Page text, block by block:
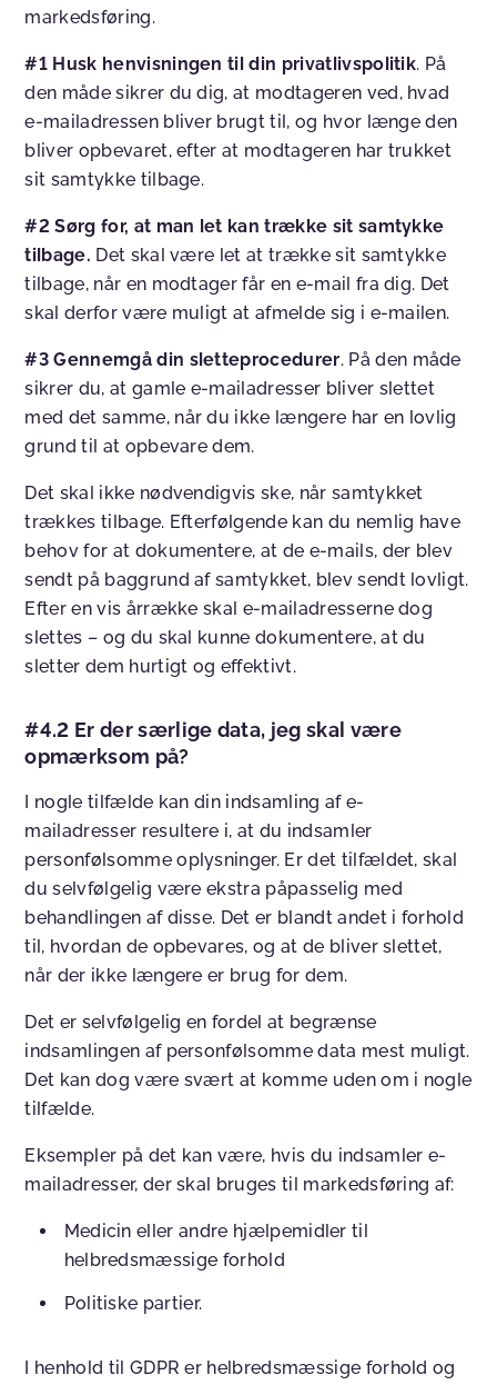
markedsføring.
#1 Husk henvisningen til din privatlivspolitik. På
den måde sikrer du dig, at modtageren ved, hvad
e-mailadressen bliver brugt til, og hvor længe den
bliver opbevaret, efter at modtageren har trukket
sit samtykke tilbage.
#2 Sørg for, at man let kan trække sit samtykke
tilbage. Det skal være let at trække sit samtykke
tilbage, når en modtager får en e-mail fra dig. Det
skal derfor være muligt at afmelde sig i e-mailen.
#3 Gennemgå din sletteprocedurer. På den måde
sikrer du, at gamle e-mailadresser bliver slettet
med det samme, når du ikke længere har en lovlig
grund til at opbevare dem.
Det skal ikke nødvendigvis ske, når samtykket
trækkes tilbage. Efterfølgende kan du nemlig have
behov for at dokumentere, at de e-mails, der blev
sendt på baggrund af samtykket, blev sendt lovligt.
Efter en vis årrække skal e-mailadresserne dog
slettes – og du skal kunne dokumentere, at du
sletter dem hurtigt og effektivt.
#4.2 Er der særlige data, jeg skal være
opmærksom på?
I nogle tilfælde kan din indsamling af e-
mailadresser resultere i, at du indsamler
personfølsomme oplysninger. Er det tilfældet, skal
du selvfølgelig være ekstra påpasselig med
behandlingen af disse. Det er blandt andet i forhold
til, hvordan de opbevares, og at de bliver slettet,
når der ikke længere er brug for dem.
Det er selvfølgelig en fordel at begrænse
indsamlingen af personfølsomme data mest muligt.
Det kan dog være svært at komme uden om i nogle
tilfælde.
Eksempler på det kan være, hvis du indsamler e-
mailadresser, der skal bruges til markedsføring af:
Medicin eller andre hjælpemidler til
helbredsmæssige forhold
Politiske partier.
I henhold til GDPR er helbredsmæssige forhold og